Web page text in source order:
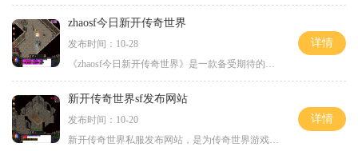
zhaosf今日新开传奇世界
发布时间：10-28
详情
新开传奇世界sf发布网站
发布时间：10-20
详情